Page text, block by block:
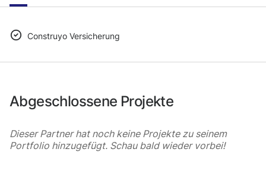
Construyo Versicherung
Abgeschlossene Projekte
Dieser Partner hat noch keine Projekte zu seinem
Portfolio hinzugefügt. Schau bald wieder vorbei!